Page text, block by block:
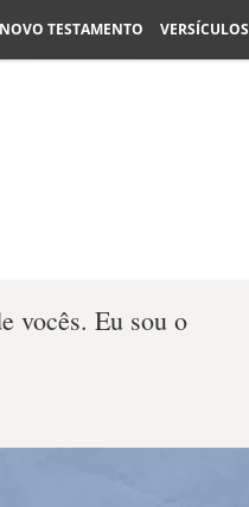
NOVO TESTAMENTO VERSÍCULOS
vocês. Eu sou o